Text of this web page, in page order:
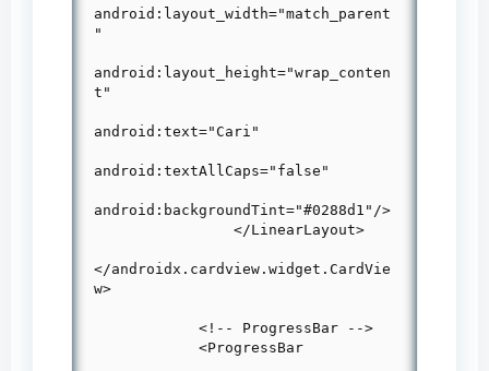
android:layout_width="match_parent
"
android:layout_height="wrap_conten
t"
android:text="Cari"
android:textAllCaps="false"
android:backgroundTint="#0288d1"/>
</androidx.cardview.widget.CardVie
w>